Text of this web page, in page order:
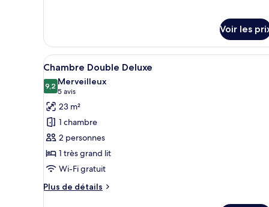
chambre
Deluxe
Triple
C
Voir les
Afficher
toutes
les
photos
pour
ce
type
de
chambre :
Chambre
Une chambre d’hôtel
18
Chambre Double Deluxe
9,29,2 sur 10
Merveilleux
5 avis
(5 avis)
23 m²
1 chambre
2 personnes
1 très grand lit
Wi-Fi gratuit
Plus de détails
Plus